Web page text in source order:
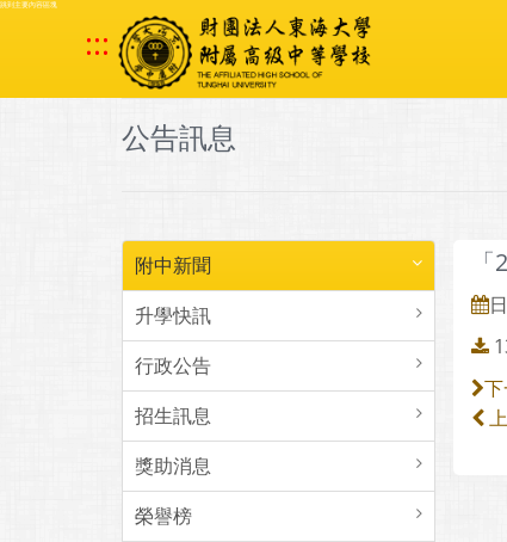
跳到主要內容區塊
:::
公告訊息
附中新聞
升學快訊
行政公告
招生訊息
獎助消息
榮譽榜
下
上